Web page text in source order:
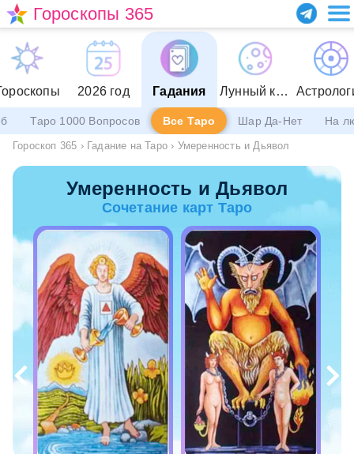
Гороскопы 365
2026 год Гадания Лунный календарь
Таро 1000 Вопросов Все Таро Шар Да-Нет На
Гороскоп 365 › Гадание на Таро › Умеренность и Дьявол
Умеренность и Дьявол
Сочетание карт Таро